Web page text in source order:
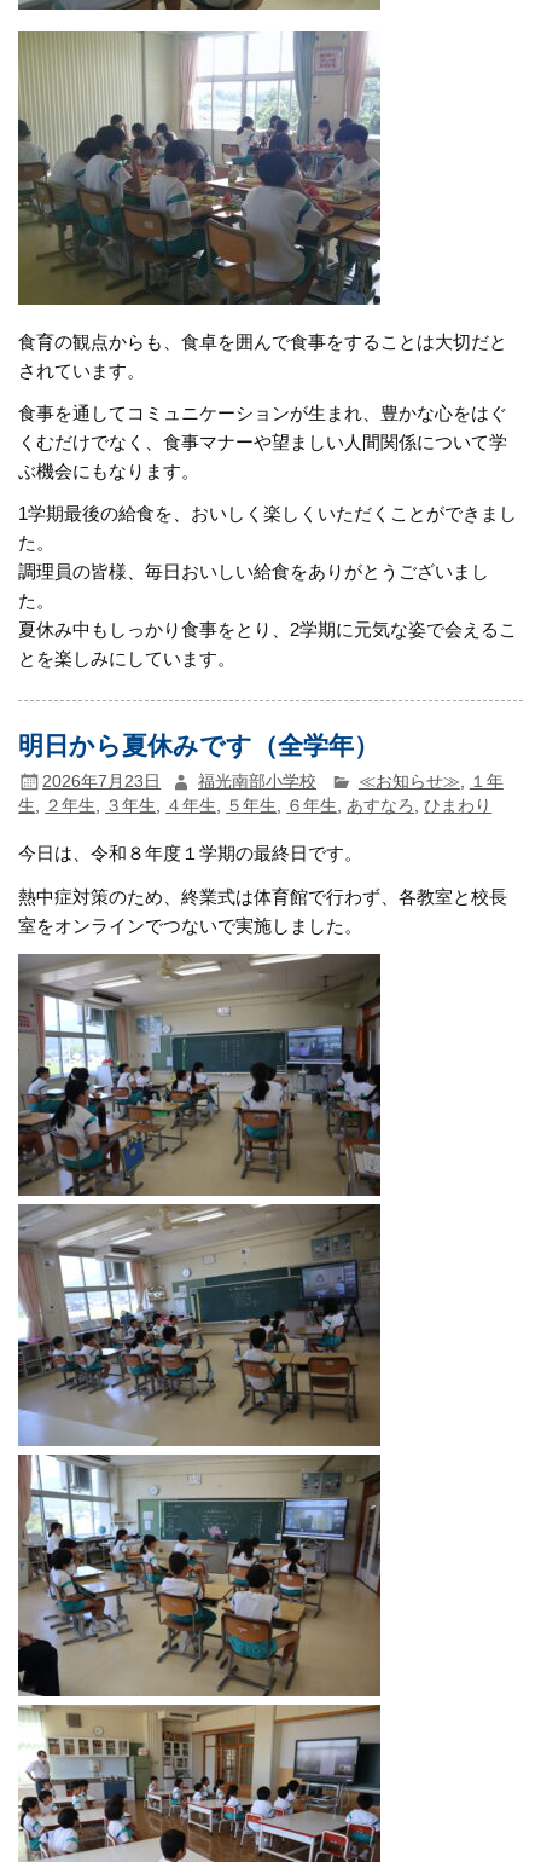
食育の観点からも、食卓を囲んで食事をすることは大切だと
されています。
食事を通してコミュニケーションが生まれ、豊かな心をはぐ
くむだけでなく、食事マナーや望ましい人間関係について学
ぶ機会にもなります。
1学期最後の給食を、おいしく楽しくいただくことができまし
た。
調理員の皆様、毎日おいしい給食をありがとうございまし
た。
夏休み中もしっかり食事をとり、2学期に元気な姿で会えるこ
とを楽しみにしています。
明日から夏休みです（全学年）
2026年7月23日 福光南部小学校 ≪お知らせ≫
１年
生
２年生 ３年生 ４年生 ５年生 ６年生 あすなろ ,ひまわり
今日は、令和８年度１学期の最終日です。
熱中症対策のため、終業式は体育館で行わず、各教室と校長
室をオンラインでつないで実施しました。